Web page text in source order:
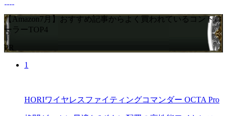
【Amazon7月】おすすめ記事からよく買われているコントロ
ーラーTOP4
PR
1
HORIワイヤレスファイティングコマンダー OCTA Pro